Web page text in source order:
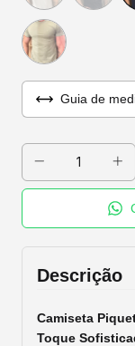
Guia de
Descrição
Camiseta
Toque